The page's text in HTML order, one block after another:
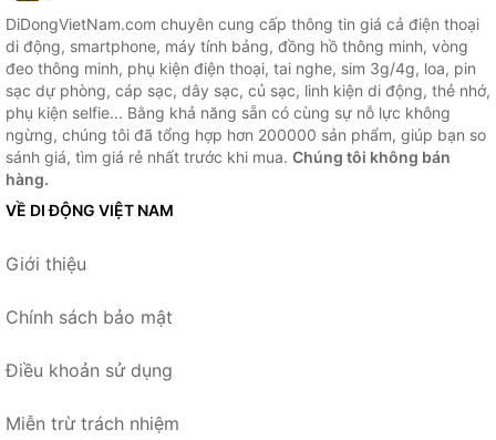
DiDongVietNam.com chuyên cung cấp thông tin giá cả điện thoại
di động, smartphone, máy tính bảng, đồng hồ thông minh, vòng
đeo thông minh, phụ kiện điện thoại, tai nghe, sim 3g/4g, loa, pin
sạc dự phòng, cáp sạc, dây sạc, củ sạc, linh kiện di động, thẻ nhớ,
phụ kiện selfie... Bằng khả năng sẵn có cùng sự nỗ lực không
ngừng, chúng tôi đã tổng hợp hơn 200000 sản phẩm, giúp bạn so
sánh giá, tìm giá rẻ nhất trước khi mua. Chúng tôi không bán
hàng.
VỀ DI ĐỘNG VIỆT NAM
Giới thiệu
Chính sách bảo mật
Điều khoản sử dụng
Miễn trừ trách nhiệm